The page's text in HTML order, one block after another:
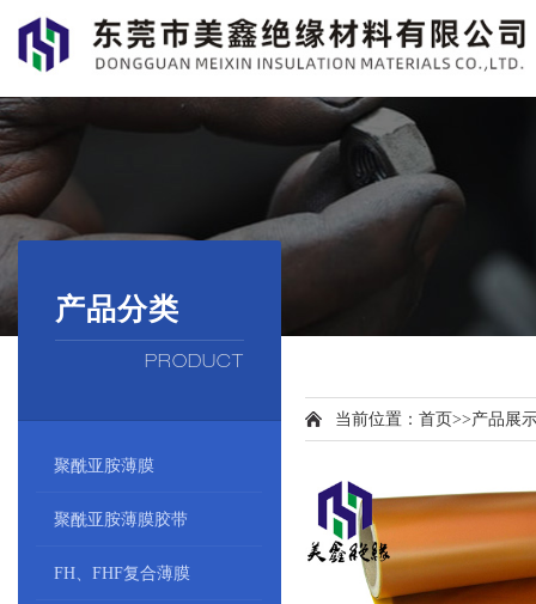
产品分类
PRODUCT
聚酰亚胺薄膜
聚酰亚胺薄膜胶带
FH、FHF复合薄膜
当前位置： 首页>>产品展